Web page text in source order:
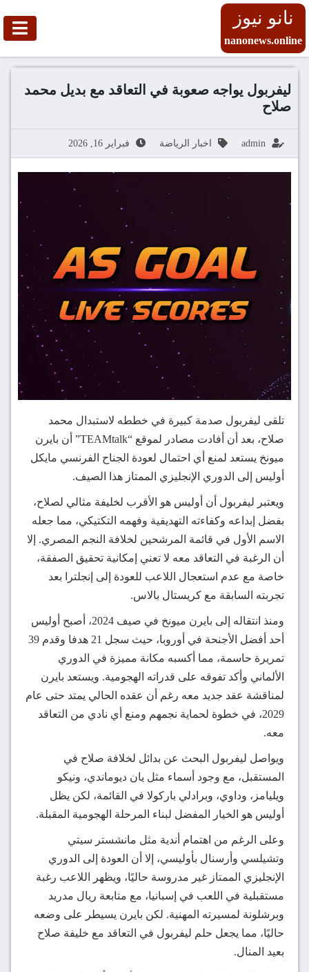
نانو نيوز
nanonews.online
ليفربول يواجه صعوبة في التعاقد مع بديل محمد
صلاح
admin اخبار الرياضة فبراير 16, 2026
تلقى ليفربول صدمة كبيرة في خططه لاستبدال محمد
صلاح، بعد أن أفادت مصادر لموقع “TEAMtalk” أن بايرن
ميونخ يستعد لمنع أي احتمال لعودة الجناح الفرنسي مايكل
أوليس إلى الدوري الإنجليزي الممتاز هذا الصيف.
ويعتبر ليفربول أن أوليس هو الأقرب لخليفة مثالي لصلاح،
بفضل إبداعه وكفاءته التهديفية وفهمه التكتيكي، مما جعله
الاسم الأول في قائمة المرشحين لخلافة النجم المصري. إلا
أن الرغبة في التعاقد معه لا تعني إمكانية تحقيق الصفقة،
خاصة مع عدم استعجال اللاعب للعودة إلى إنجلترا بعد
تجربته السابقة مع كريستال بالاس.
ومنذ انتقاله إلى بايرن ميونخ في صيف 2024، أصبح أوليس
أحد أفضل الأجنحة في أوروبا، حيث سجل 21 هدفا وقدم 39
تمريرة حاسمة، مما أكسبه مكانة مميزة في الدوري
الألماني وأكد تفوقه على قدراته الهجومية. ويستعد بايرن
لمناقشة عقد جديد معه رغم أن عقده الحالي يمتد حتى عام
2029، في خطوة لحماية نجمهم ومنع أي نادي من التعاقد
معه.
ويواصل ليفربول البحث عن بدائل لخلافة صلاح في
المستقبل، مع وجود أسماء مثل يان ديوماندي، ونيكو
ويليامز، وداوي، وبرادلي باركولا في القائمة، لكن يظل
أوليس هو الخيار المفضل لبناء المرحلة الهجومية المقبلة.
وعلى الرغم من اهتمام أندية مثل مانشستر سيتي
وتشيلسي وأرسنال بأوليسي، إلا أن العودة إلى الدوري
الإنجليزي الممتاز غير مدروسة حاليًا، ويظهر اللاعب رغبة
مستقبلية في اللعب في إسبانيا، مع متابعة ريال مدريد
وبرشلونة لمسيرته المهنية. لكن بايرن يسيطر على وضعه
حاليًا، مما يجعل حلم ليفربول في التعاقد مع خليفة صلاح
بعيد المنال.